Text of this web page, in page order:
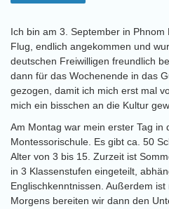
Ich bin am 3. September in
Flug, endlich angekommen und
deutschen Freiwilligen freundlich
dann für das Wochenende in das
gezogen, damit ich mich erst mal
mich ein bisschen an die Kultur
Am Montag war mein erster Tag in
Montessorischule. Es gibt ca. 50
Alter von 3 bis 15. Zurzeit ist
in 3 Klassenstufen eingeteilt,
Englischkenntnissen. Außerdem ist
Morgens bereiten wir dann den